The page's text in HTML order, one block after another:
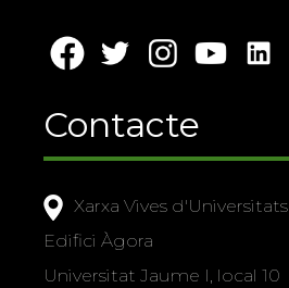
Contacte
Xarxa Vives d'Universitats
Edifici Àgora
Universitat Jaume I, local 10